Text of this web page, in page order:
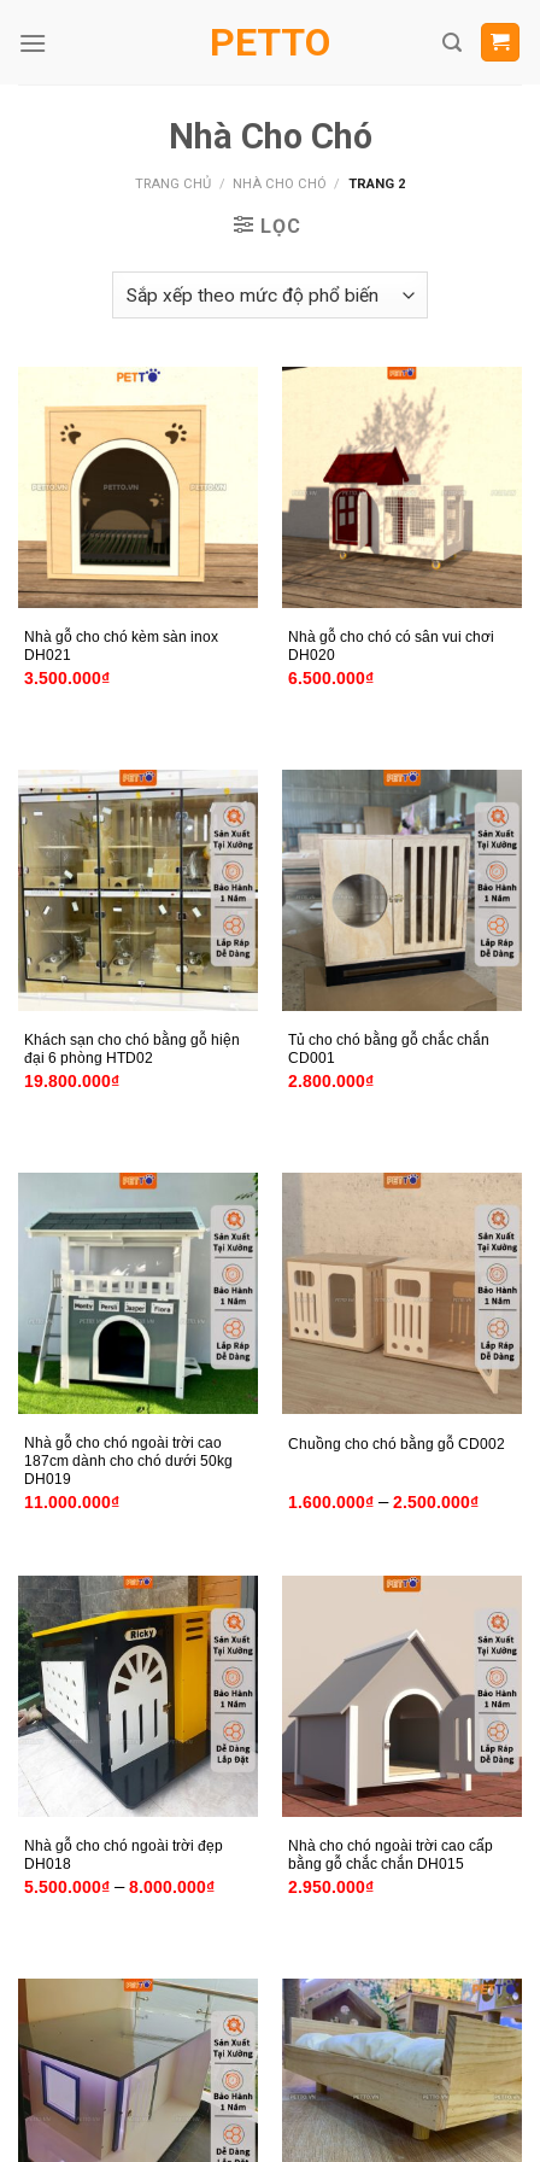
PETTO
Nhà Cho Chó
TRANG CHỦ / NHÀ CHO CHÓ / TRANG 2
LỌC
Nhà gỗ cho chó kèm sàn inox
DH021
3.500.000₫
Nhà gỗ cho chó có sân vui chơi
DH020
6.500.000₫
Khách sạn cho chó bằng gỗ hiện
đại 6 phòng HTD02
19.800.000₫
Tủ cho chó bằng gỗ chắc chắn
CD001
2.800.000₫
Nhà gỗ cho chó ngoài trời cao
187cm dành cho chó dưới 50kg
DH019
11.000.000₫
Chuồng cho chó bằng gỗ CD002
1.600.000₫ – 2.500.000₫Khoảng
đến
Nhà gỗ cho chó ngoài trời đẹp
DH018
5.500.000₫ – 8.000.000₫Khoảng
8.000.000₫
Nhà cho chó ngoài trời cao cấp
bằng gỗ chắc chắn DH015
2.950.000₫